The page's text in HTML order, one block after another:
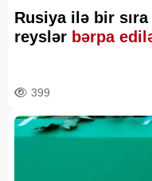
Rusiya ilə bir
reyslər bərpa
399